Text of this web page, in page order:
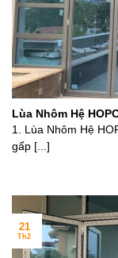
Lùa Nhôm Hệ
Pháp Đẳng Cấp
1. Lùa Nhôm Hệ
gấp [...]
21
Th2